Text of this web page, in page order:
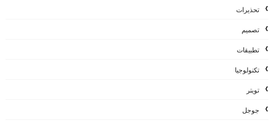
تحذيرات
تصميم
تطبيقات
تكنولوجيا
تويتر
جوجل